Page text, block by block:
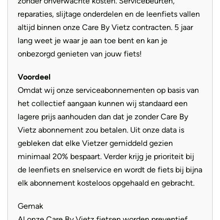
van de Verve+ 3. Deze remmen bieden betrouwbare en
krachtige remprestaties, ongeacht het weer of het terrein.
Je kunt met vertrouwen en precisie remmen, zelfs in
natte omstandigheden.
Comfortabel Ontwerp: Voor Ontspannen Ritten
De Verve+ 3 heeft een rechtopstaande zithouding, wat
zorgt voor comfort en minder druk op je rug en polsen. De
geveerde voorvork en geveerde zadelpen absorberen
schokken van oneffenheden op de weg, waardoor je rit
soepel en aangenaam blijft, zelfs op hobbelige wegen.
Gebruiksvriendelijk Display
Met het Bosch Purion-display heb je alle essentiële
ritgegevens, zoals snelheid, accuduur en
reparaties, slijtage onderdelen en de leenfiets vallen
altijd binnen onze Care By Vietz contracten. 5 jaar
lang weet je waar je aan toe bent en kan je
onbezorgd genieten van jouw fiets!
Voordeel
Omdat wij onze serviceabonnementen op basis van
het collectief aangaan kunnen wij standaard een
lagere prijs aanhouden dan dat je zonder Care By
Vietz abonnement zou betalen. Uit onze data is
gebleken dat elke Vietzer gemiddeld gezien
minimaal 20% bespaart. Verder krijg je prioriteit bij
de leenfiets en snelservice en wordt de fiets bij bijna
elk abonnement kosteloos opgehaald en gebracht.
Gemak